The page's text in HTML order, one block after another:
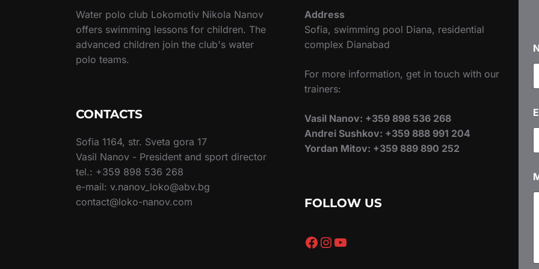
Water polo club Lokomotiv Nikola Nanov
offers swimming lessons for children. The
advanced children join the club's water
polo teams.
CONTACTS
Sofia 1164, str. Sveta gora 17
Vasil Nanov - President and sport director
tel.: +359 898 536 268
e-mail: v.nanov_loko@abv.bg
contact@loko-nanov.com
Address
Sofia, swimming pool Diana, residential
complex Dianabad
For more information, get in touch with our
trainers:
Vasil Nanov: +359 898 536 268
Andrei Sushkov: +359 888 991 204
Yordan Mitov: +359 889 890 252
FOLLOW US
Facebook
Instagram
YouTube
g
r
e
e
n
t